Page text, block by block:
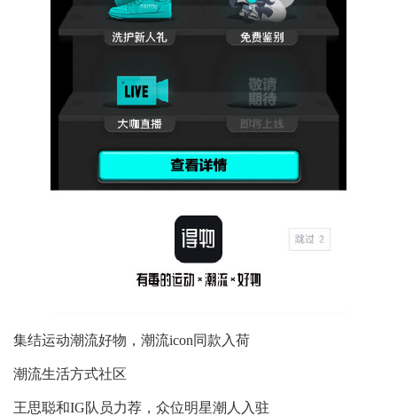
集结运动潮流好物，潮流icon同款入荷
潮流生活方式社区
王思聪和IG队员力荐，众位明星潮人入驻